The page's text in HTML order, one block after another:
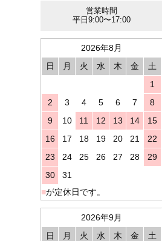
営業時間
平日9:00〜17:00
2026年8月
日
月 火 水 木 金
土
1
2
3 4 5 6 7
8
9
10 11 12 13 14
15
16
17 18 19 20 21
22
23
24 25 26 27 28
29
30
31
■が定休日です。
2026年9月
日
月 火 水 木 金
土